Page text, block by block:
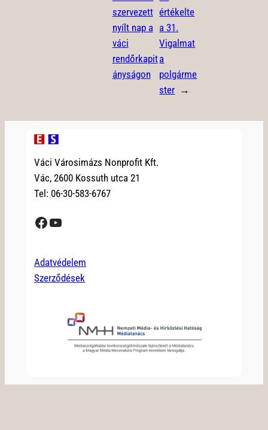
szervezett
nyílt nap a
váci
rendőrkapit
ányságon
értékelte
a 31.
Vigalmat
a
polgárme
ster →
Váci Városimázs Nonprofit Kft.
Vác, 2600 Kossuth utca 21
Tel: 06-30-583-6767
Facebook YouTube
Adatvédelem
Szerződések